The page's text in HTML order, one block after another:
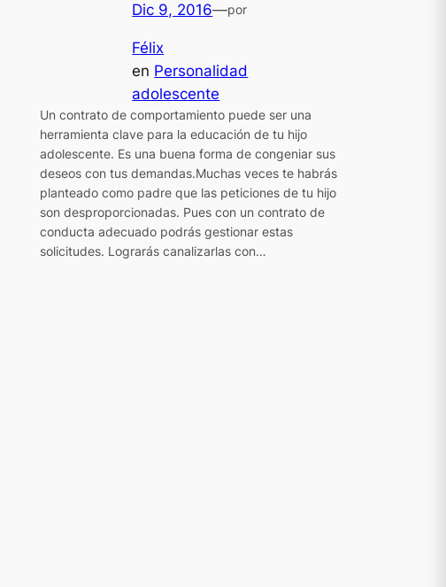
Dic 9, 2016—por
Félix
en Personalidad
adolescente
Un contrato de comportamiento puede ser una
herramienta clave para la educación de tu hijo
adolescente. Es una buena forma de congeniar sus
deseos con tus demandas.Muchas veces te habrás
planteado como padre que las peticiones de tu hijo
son desproporcionadas. Pues con un contrato de
conducta adecuado podrás gestionar estas
solicitudes. Lograrás canalizarlas con…